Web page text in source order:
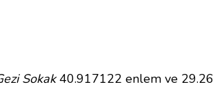
Sokak40.917122 enlem ve